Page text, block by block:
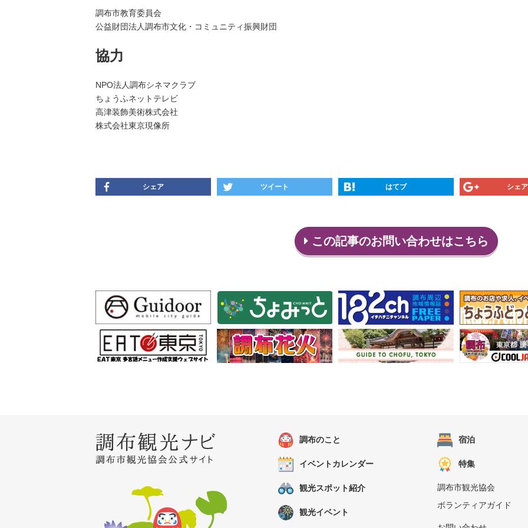
調布市教育委員会
公益財団法人調布市文化・コミュニティ振興財団
協力
NPO法人調布シネマクラブ
ちょうふネットテレビ
高津装飾美術株式会社
株式会社東京現像所
シェア ツイート はてブ シェア
この記事のお問い合わせはこちら
調布のこと
イベントカレンダー
観光スポット紹介
観光イベント
宿泊
特集
調布市観光協会
ボランティアガイド